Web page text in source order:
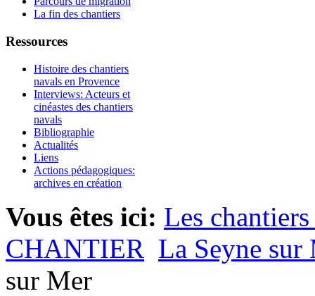
La fin des chantiers
Ressources
Histoire des chantiers
navals en Provence
Interviews: Acteurs et
cinéastes des chantiers
navals
Bibliographie
Actualités
Liens
Actions pédagogiques:
archives en création
Vous êtes ici: Les
CHANTIER La Seyne sur
sur Mer